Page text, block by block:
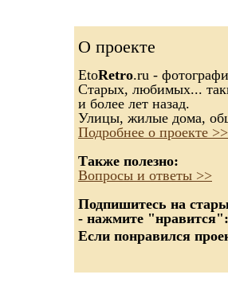
О проекте
EtoRetro.ru -
Старых, любимых...
и более лет назад.
Улицы, жилые дома,
Подробнее о проекте >>
Также полезно:
Вопросы и ответы >>
Подпишитесь на
- нажмите "нравится":
Если понравился